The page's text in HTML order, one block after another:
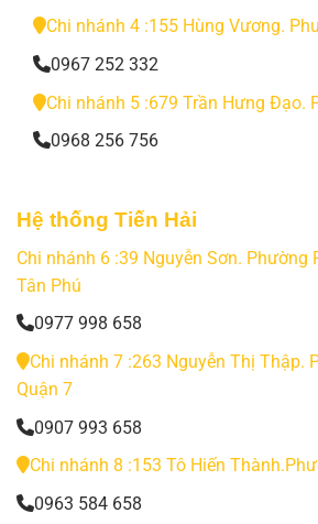
Chi nhánh 4 :155 Hùng Vương.
0967 252 332
Chi nhánh 5 :679 Trần Hưng Đạo.
0968 256 756
Hệ thống Tiến Hải
Chi nhánh 6 :39 Nguyễn Sơn. Phường
Tân Phú
0977 998 658
Chi nhánh 7 :263 Nguyễn Thị Thập.
Quận 7
0907 993 658
Chi nhánh 8 :153 Tô Hiến
0963 584 658